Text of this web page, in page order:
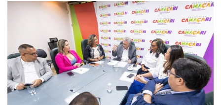
Comércio Abrantes
Geral
Saúde
Esportes